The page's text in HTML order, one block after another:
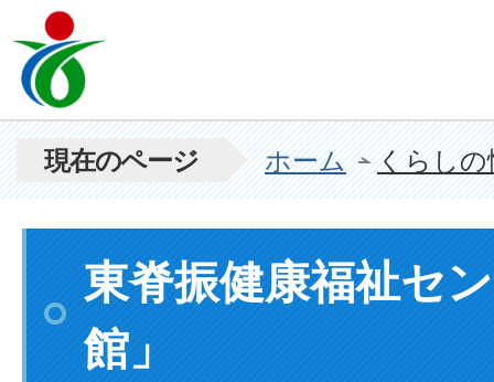
現在のページ ホーム くらしの
東脊振健康福祉セ
館」